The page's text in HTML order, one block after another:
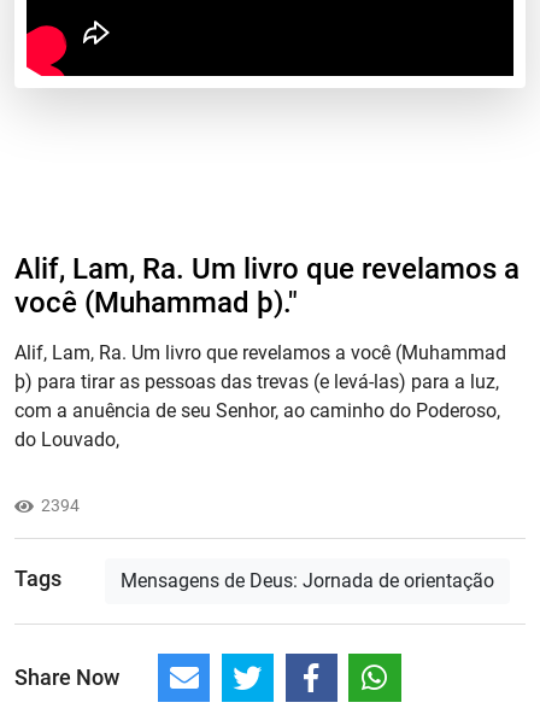
Alif, Lam, Ra. Um livro que revelamos a
você (Muhammad þ)."
Alif, Lam, Ra. Um livro que revelamos a você (Muhammad
þ) para tirar as pessoas das trevas (e levá-las) para a luz,
com a anuência de seu Senhor, ao caminho do Poderoso,
do Louvado,
2394
Tags Mensagens de Deus: Jornada de orientação
Share Now